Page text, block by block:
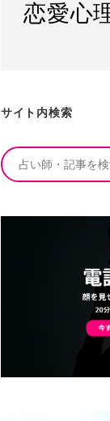
恋愛心
サイト内検索